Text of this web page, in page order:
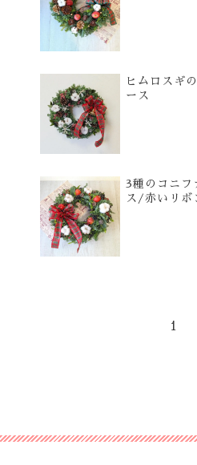
ヒムロスギ
ース
3種のコニフ
ス/赤いリボ
1